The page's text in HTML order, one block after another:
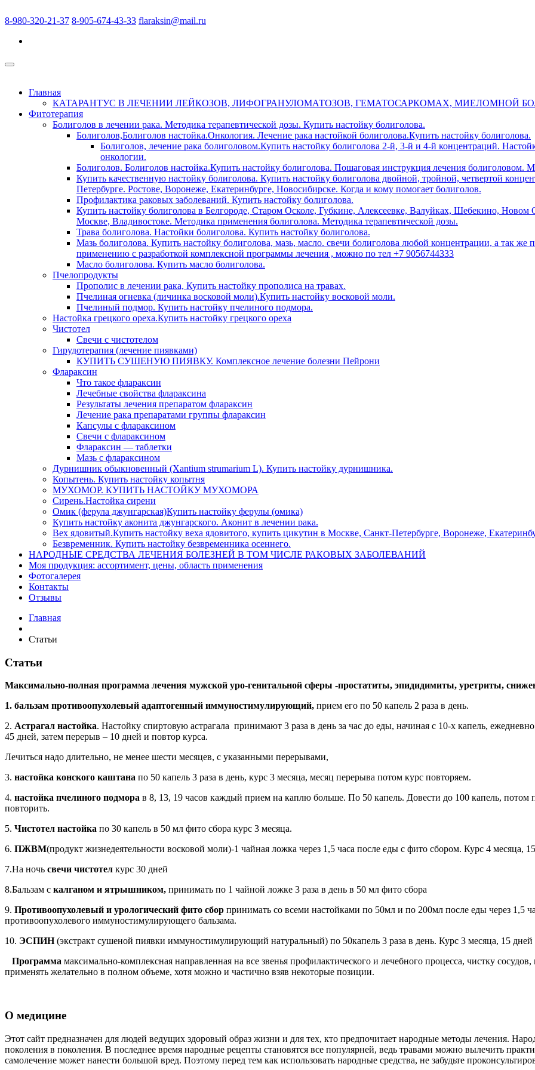
8-980-320-21-37 8-905-674-43-33 flaraksin@mail.ru
Главная
КАТАРАНТУС В ЛЕЧЕНИИ ЛЕЙКОЗОВ, ЛИФОГРАНУЛОМАТОЗОВ, ГЕМАТОСАРКОМАХ, МИЕЛОМНОЙ
Фитотерапия
Болиголов в лечении рака. Методика терапевтической дозы. Купить настойку болиголова.
Болиголов,Болиголов настойка.Онкология. Лечение рака настойкой болиголова.Купить настойку болиголова.
Болиголов, лечение рака болиголовом.Купить настойку болиголова 2-й, 3-й и 4-й концентраций.
онкологии.
Болиголов. Болиголов настойка.Купить настойку болиголова. Пошаговая инструкция лечения болиголовом.
Купить качественную настойку болиголова. Купить настойку болиголова двойной, тройной, четвертой
Петербурге. Ростове, Воронеже, Екатеринбурге, Новосибирске. Когда и кому помогает болиголов.
Профилактика раковых заболеваний. Купить настойку болиголова.
Купить настойку болиголова в Белгороде, Старом Осколе, Губкине, Алексеевке, Валуйках, Шебекино,
Москве, Владивостоке. Методика применения болиголова. Методика терапевтической дозы.
Трава болиголова. Настойки болиголова. Купить настойку болиголова.
Мазь болиголова. Купить настойку болиголова, мазь, масло. свечи болиголова любой концентрации, а так же
применению с разработкой комплексной программы лечения , можно по тел +7 9056744333
Масло болиголова. Купить масло болиголова.
Пчелопродукты
Прополис в лечении рака, Купить настойку прополиса на травах.
Пчелиная огневка (личинка восковой моли).Купить настойку восковой моли.
Пчелиный подмор. Купить настойку пчелиного подмора.
Настойка грецкого ореха.Купить настойку грецкого ореха
Чистотел
Свечи с чистотелом
Гирудотерапия (лечение пиявками)
КУПИТЬ СУШЕНУЮ ПИЯВКУ. Комплексное лечение болезни Пейрони
Флараксин
Что такое флараксин
Лечебные свойства флараксина
Результаты лечения препаратом флараксин
Лечение рака препаратами группы флараксин
Капсулы с флараксином
Свечи с флараксином
Флараксин — таблетки
Мазь с флараксином
Дурнишник обыкновенный (Xantium strumarium L). Купить настойку дурнишника.
Копытень. Купить настойку копытня
МУХОМОР. КУПИТЬ НАСТОЙКУ МУХОМОРА
Сирень.Настойка сирени
Омик (ферула джунгарская)Купить настойку ферулы (омика)
Купить настойку аконита джунгарского. Аконит в лечении рака.
Вех ядовитый.Купить настойку веха ядовитого, купить цикутин в Москве, Санкт-Петербурге, Воронеже,
Безвременник. Купить настойку безвременника осеннего.
НАРОДНЫЕ СРЕДСТВА ЛЕЧЕНИЯ БОЛЕЗНЕЙ В ТОМ ЧИСЛЕ РАКОВЫХ ЗАБОЛЕВАНИЙ
Моя продукция: ассортимент, цены, область применения
Фотогалерея
Контакты
Отзывы
Главная
Статьи
Статьи
Максимально-полная программа лечения мужской уро-генитальной сферы -простатиты, эпидидимиты, уретриты,
1. бальзам противоопухолевый адаптогенный иммуностимулирующий, прием его по 50 капель 2 раза в день.
2. Астрагал настойка. Настойку спиртовую астрагала принимают 3 раза в день за час до еды, начиная с 10-х капель,
45 дней, затем перерыв – 10 дней и повтор курса.
Лечиться надо длительно, не менее шести месяцев, с указанными перерывами,
3. настойка конского каштана по 50 капель 3 раза в день, курс 3 месяца, месяц перерыва потом курс повторяем.
4. настойка пчелиного подмора в 8, 13, 19 часов каждый прием на каплю больше. По 50 капель. Довести до 100 капель, потом
повторить.
5. Чистотел настойка по 30 капель в 50 мл фито сбора курс 3 месяца.
6. ПЖВМ(продукт жизнедеятельности восковой моли)-1 чайная ложка через 1,5 часа после еды с фито сбором. Курс 4 месяца,
7.На ночь свечи чистотел курс 30 дней
8.Бальзам с калганом и ятрышником, принимать по 1 чайной ложке 3 раза в день в 50 мл фито сбора
9. Противоопухолевый и урологический фито сбор принимать со всеми настойками по 50мл и по 200мл после еды через 1,5
противоопухолевого иммуностимулирующего бальзама.
10. ЭСПИН(экстракт сушеной пиявки иммуностимулирующий натуральный) по 50капель 3 раза в день. Курс 3 месяца, 15
Программа максимально-комплексная направленная на все звенья профилактического и лечебного процесса, чистку
применять желательно в полном объеме, хотя можно и частично взяв некоторые позиции.
О медицине
Этот сайт предназначен для людей ведущих здоровый образ жизни и для тех, кто предпочитает народные методы лечения.
поколения в поколения. В последнее время народные рецепты становятся все популярней, ведь травами можно вылечить
самолечение может нанести большой вред. Поэтому перед тем как использовать народные средства, не забудьте